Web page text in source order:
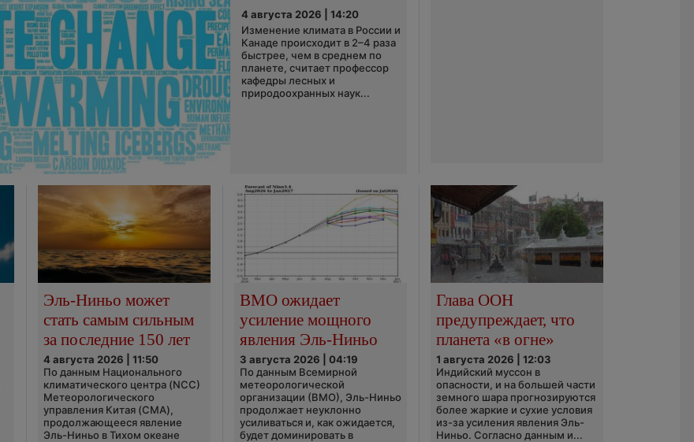
4 августа 2026 | 14:20
Изменение климата в России и
Канаде происходит в 2–4 раза
быстрее, чем в среднем по
планете, считает профессор
кафедры лесных и
природоохранных наук...
Эль-Ниньо может
стать самым сильным
за последние 150 лет
4 августа 2026 | 11:50
По данным Национального
климатического центра (NCC)
Метеорологического
управления Китая (CMA),
продолжающееся явление
Эль-Ниньо в Тихом океане
ВМО ожидает
усиление мощного
явления Эль-Ниньо
3 августа 2026 | 04:19
По данным Всемирной
метеорологической
организации (ВМО), Эль-Ниньо
продолжает неуклонно
усиливаться и, как ожидается,
будет доминировать в
Глава ООН
предупреждает, что
планета «в огне»
1 августа 2026 | 12:03
Индийский муссон в
опасности, и на большей части
земного шара прогнозируются
более жаркие и сухие условия
из-за усиления явления Эль-
Ниньо. Согласно данным и...